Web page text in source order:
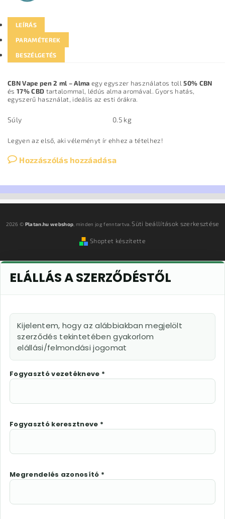
LEÍRÁS
PARAMÉTEREK
BESZÉLGETÉS
CBN Vape pen 2 ml – Alma egy egyszer használatos toll50% CBN
és 17% CBD tartalommal, lédús alma aromával. Gyors hatás,
egyszerű használat, ideális az esti órákra.
Súly 0.5 kg
Legyen az első, aki véleményt ír ehhez a tételhez!
Hozzászólás hozzáadása
2026 © Platan.hu webshop , minden jog fenntartva.Süti beállítások szerkesztése
Shoptet készítette
ELÁLLÁS A SZERZŐDÉSTŐL
Kijelentem, hogy az alábbiakban megjelölt
szerződés tekintetében gyakorlom
elállási/felmondási jogomat
Fogyasztó vezetékneve *
Fogyasztó keresztneve *
Megrendelés azonosító *